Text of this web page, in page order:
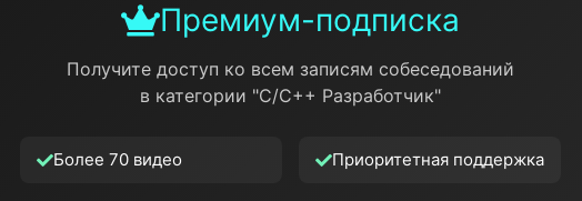
Премиум-подписка
Получите доступ ко всем записям собеседований
в категории "C/C++ Разработчик"
Более 70 видео Приоритетная поддержка